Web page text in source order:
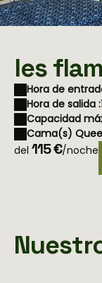
les
Hora de
Hora de salida :
Capacidad
Cama(s)
del 115 €/noche